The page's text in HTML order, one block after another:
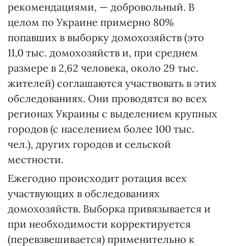
рекомендациями, — добровольный. В
целом по Украине примерно 80%
попавших в выборку домохозяйств (это
11,0 тыс. домохозяйств и, при среднем
размере в 2,62 человека, около 29 тыс.
жителей) соглашаются участвовать в этих
обследованиях. Они проводятся во всех
регионах Украины с выделением крупных
городов (с населением более 100 тыс.
чел.), других городов и сельской
местности.
Ежегодно происходит ротация всех
участвующих в обследованиях
домохозяйств. Выборка привязывается и
при необходимости корректируется
(перевзвешивается) применительно к